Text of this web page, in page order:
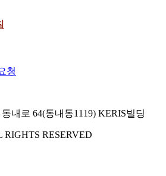
청
내로 64(동내동1119) KERIS빌딩
RESERVED